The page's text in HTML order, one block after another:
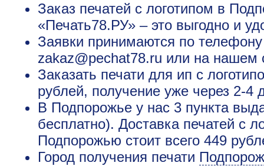
Заказ печатей с логотипом в
«Печать78.РУ» – это выгодно и
Заявки принимаются по
zakaz@pechat78.ru или на нашем
Заказать печати для ип с
рублей, получение уже через 2-4
В Подпорожье у нас 3 пункта
бесплатно). Доставка печатей с
Подпорожью стоит всего 449
Город получения печати